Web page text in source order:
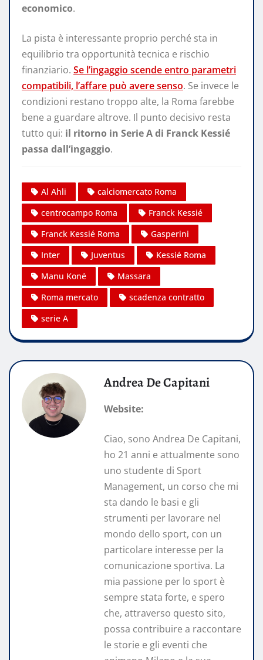
economico.
La pista è interessante proprio perché sta in
equilibrio tra opportunità tecnica e rischio
finanziario. Se l’ingaggio scende entro parametri
compatibili, l’affare può avere senso. Se invece le
condizioni restano troppo alte, la Roma farebbe
bene a guardare altrove. Il punto decisivo resta
tutto qui: il ritorno in Serie A di Franck Kessié
passa dall’ingaggio.
Al Ahli
calciomercato Roma
centrocampo Roma
Franck Kessié
Franck Kessié Roma
Gasperini
Inter
Juventus
Kessié Roma
Manu Koné
Massara
Roma mercato
scadenza contratto
serie A
Andrea De Capitani
Website:
Ciao, sono Andrea De Capitani,
ho 21 anni e attualmente sono
uno studente di Sport
Management, un corso che mi
sta dando le basi e gli
strumenti per lavorare nel
mondo dello sport, con un
particolare interesse per la
comunicazione sportiva. La
mia passione per lo sport è
sempre stata forte, e spero
che, attraverso questo sito,
possa contribuire a raccontare
le storie e gli eventi che